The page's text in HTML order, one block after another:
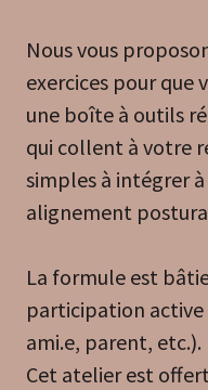
Nous vous
exercices pour que
une boîte à outils
qui collent à votre
simples à intégrer
alignement
La formule est
participation
ami.e, parent, etc.).
Cet atelier est